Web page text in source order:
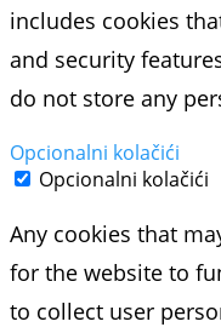
includes cookies
and security
do not store any
Opcionalni kolačići
Opcionalni kolačići
Any cookies that
for the website to
to collect user